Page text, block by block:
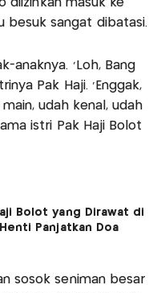
diizinkan masuk ke
besuk sangat dibatasi.
anaknya. 'Loh, Bang
Pak Haji. 'Enggak,
udah kenal, udah
istri Pak Haji Bolot
Bolot yang Dirawat di
Panjatkan Doa
sosok seniman besar